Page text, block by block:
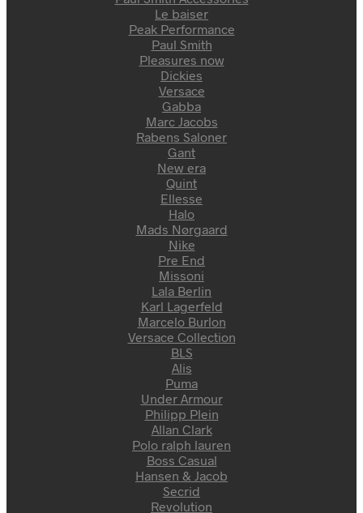
Le baiser
Peak Performance
Paul Smith
Pleasures now
Dickies
Versace
Gabba
Marc Jacobs
Rabens Saloner
Gant
New era
Quint
Ellesse
Halo
Mads Nørgaard
Nike
Pre End
Missoni
Lala Berlin
Karl Lagerfeld
Marcelo Burlon
Versace Collection
BLS
Alis
Puma
Under Armour
Philipp Plein
Allan Clark
Polo ralph lauren
Boss Casual
Hansen & Jacob
Secrid
Revolution